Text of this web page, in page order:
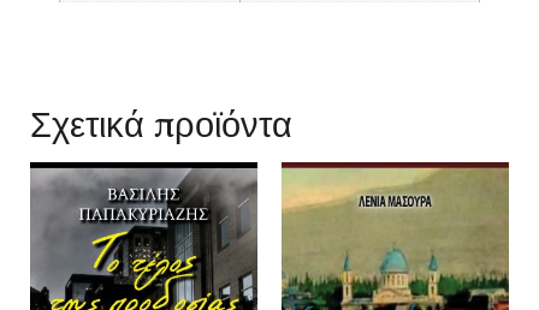
Σχετικά προϊόντα